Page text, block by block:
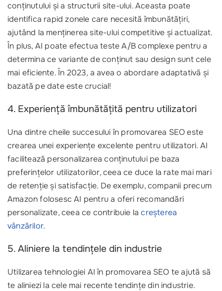
conținutului și a structurii site-ului. Aceasta poate
identifica rapid zonele care necesită îmbunătățiri,
ajutând la menținerea site-ului competitive și actualizat.
În plus, AI poate efectua teste A/B complexe pentru a
determina ce variante de conținut sau design sunt cele
mai eficiente. În 2023, a avea o abordare adaptativă și
bazată pe date este crucial!
4. Experiență îmbunătățită pentru utilizatori
Una dintre cheile succesului în promovarea SEO este
crearea unei experiențe excelente pentru utilizatori. AI
facilitează personalizarea conținutului pe baza
preferințelor utilizatorilor, ceea ce duce la rate mai mari
de retenție și satisfacție. De exemplu, companii precum
Amazon folosesc AI pentru a oferi recomandări
personalizate, ceea ce contribuie lacreșterea
vânzărilor.
5. Aliniere la tendințele din industrie
Utilizarea tehnologiei AI în promovarea SEO te ajută să
te aliniezi la cele mai recente tendințe din industrie.